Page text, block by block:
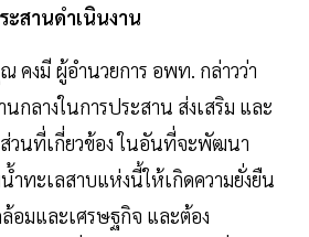
สานดำเนินงาน
คงมี ผู้อำนวยการ อพท. กล่าวว่า
กลางในการประสาน ส่งเสริม และ
นที่เกี่ยวข้อง ในอันที่จะพัฒนา
ทะเลสาบแห่งนี้ให้เกิดความยั่งยืน
อมและเศรษฐกิจ และต้อง